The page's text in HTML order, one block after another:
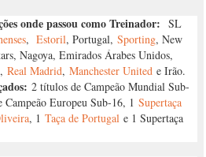
onde passou como Treinador: SL
, Estoril, Portugal, Sporting, New
Nagoya, Emirados Árabes Unidos,
Real Madrid, Manchester United e Irão.
2 títulos de Campeão Mundial Sub-
Europeu Sub-16, 1 Supertaça
, 1 Taça de Portugal e 1 Supertaça